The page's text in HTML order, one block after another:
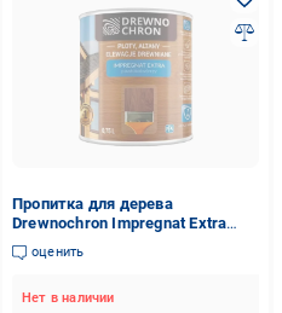
Пропитка для дерева
Drewnochron Impregnat Extra
0,75 л Махагон (2790712089)
оценить
Нет в наличии